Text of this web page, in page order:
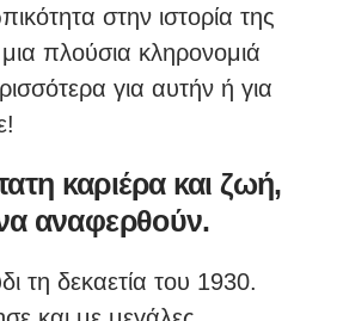
στην ιστορία της
πλούσια κληρονομιά
για αυτήν ή για
καριέρα και ζωή,
αναφερθούν.
τη δεκαετία του 1930.